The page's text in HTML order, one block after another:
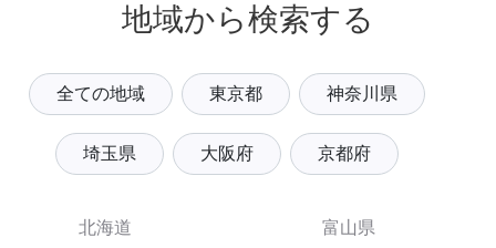
地域から検索する
全ての地域 東京都 神奈川県
埼玉県 大阪府 京都府
北海道
富山県